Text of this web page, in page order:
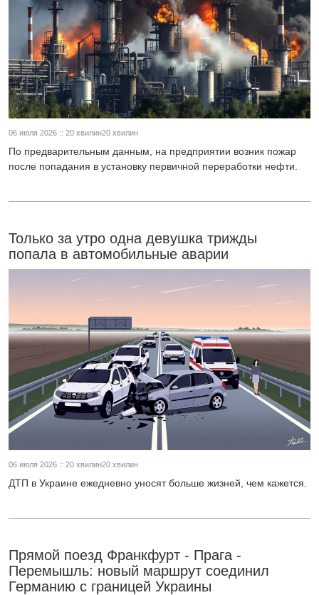
06 июля 2026 :: 20 хвилин20 хвилин
По предварительным данным, на предприятии возник пожар
после попадания в установку первичной переработки нефти.
Только за утро одна девушка трижды
попала в автомобильные аварии
06 июля 2026 :: 20 хвилин20 хвилин
ДТП в Украине ежедневно уносят больше жизней, чем кажется.
Прямой поезд Франкфурт - Прага -
Перемышль: новый маршрут соединил
Германию с границей Украины